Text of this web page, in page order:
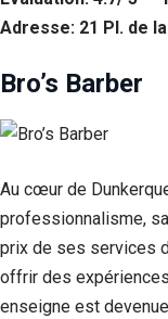
Adresse: 21 Pl. de
Bro’s Barber
Au cœur de
professionnalisme,
prix de ses services
offrir des
enseigne est